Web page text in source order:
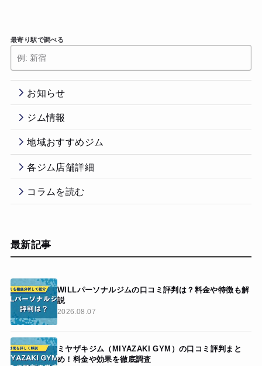
最寄り駅で調べる
お知らせ
ジム情報
地域おすすめジム
各ジム店舗詳細
コラムを読む
最新記事
WILLパーソナルジムの口コミ評判は？料金や特徴も解
説
2026.08.07
ミヤザキジム（MIYAZAKI GYM）の口コミ評判まと
め！料金や効果を徹底調査